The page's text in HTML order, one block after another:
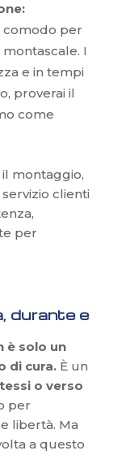
comodo per
I
e in tempi
proverai il
come
montaggio,
clienti
per
durante e
è solo un
di cura.È un
o verso
per
libertà. Ma
a questo